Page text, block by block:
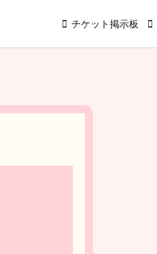
チケット掲示板